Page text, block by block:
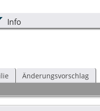
Info
Änderungsvorschlag